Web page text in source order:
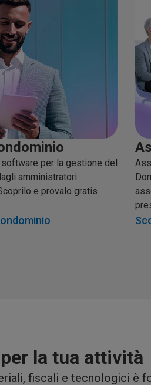
per la gestione del
amministratori
e provalo gratis
la tua attività
fiscali e tecnologici è